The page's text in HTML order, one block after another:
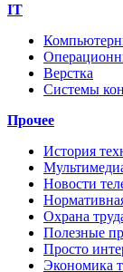
IT
Верстка
Системы
Прочее
История
Новости
Охрана
Полезные
Просто
Экономика